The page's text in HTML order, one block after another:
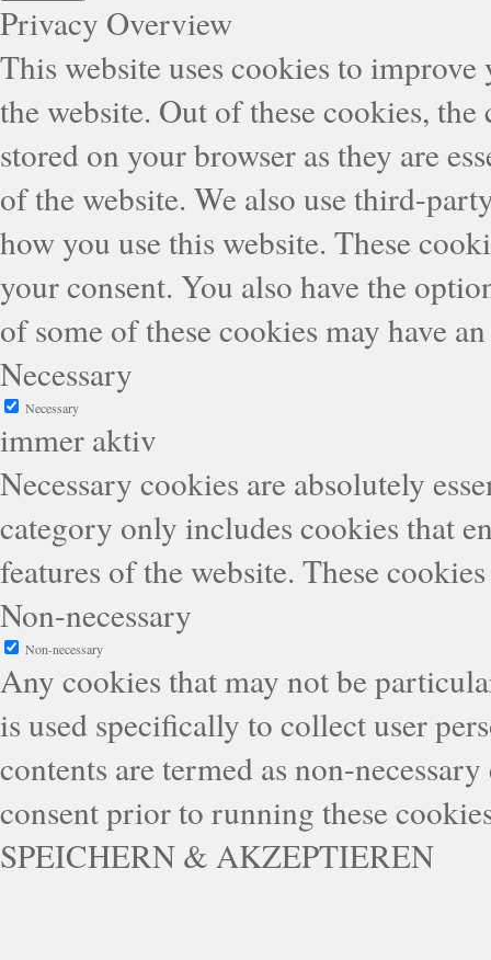
Privacy Overview
This website uses cookies to
the website. Out of these cookies,
stored on your browser as they are
of the website. We also use third-
how you use this website. These
your consent. You also have the
of some of these cookies may have
Necessary
Necessary
immer aktiv
Necessary cookies are absolutely
category only includes cookies that
features of the website. These
Non-necessary
Non-necessary
Any cookies that may not be
is used specifically to collect user
contents are termed as non-
consent prior to running these
SPEICHERN & AKZEPTIEREN